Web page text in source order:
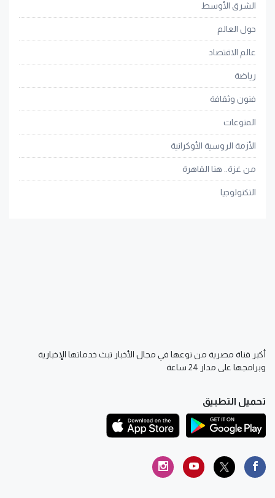
الشرق الأوسط
حول العالم
عالم الاقتصاد
رياضة
فنون وثقافة
المنوعات
الأزمة الروسية الأوكرانية
من غزة.. هنا القاهرة
التكنولوجيا
أكبر قناة مصرية من نوعها في مجال الأخبار تبث خدماتها الإخبارية
وبرامجها على مدار 24 ساعة
تحميل التطبيق